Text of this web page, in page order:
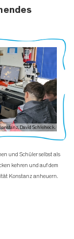
David Schleheck.
und Schüler selbst als
kehren und auf dem
Konstanz anheuern.